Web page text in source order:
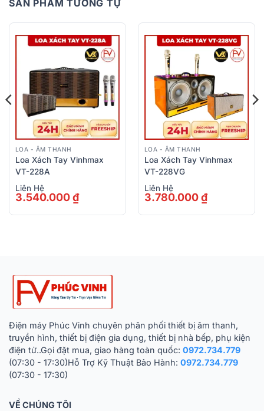
SẢN PHẨM TƯƠNG TỰ
LOA - ÂM THANH
Loa Xách Tay Vinhmax
VT-228A
3.540.000₫
Liên Hệ
LOA - ÂM THANH
Loa Xách Tay Vinhmax
VT-228VG
3.780.000₫
Liên Hệ
Điện máy Phúc Vinh chuyên phân phối thiết bị âm thanh,
truyền hình, thiết bị điện gia dụng, thiết bị nhà bếp, phụ kiện
điện tử..Gọi đặt mua, giao hàng toàn quốc: 0972.734.779
(07:30 - 17:30)Hỗ Trợ Kỹ Thuật Bảo Hành: 0972.734.779
(07:30 - 17:30)
VỀ CHÚNG TÔI